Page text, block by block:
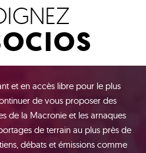
et en accès libre pour le plus
de vous proposer des
de la Macronie et les arnaques
de terrain au plus près de
débats et émissions comme